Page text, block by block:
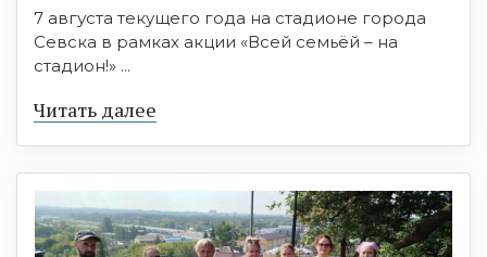
7 августа текущего года на стадионе города
Севска в рамках акции «Всей семьёй – на
стадион!» ...
Читать далее